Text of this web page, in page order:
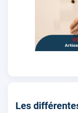
Les